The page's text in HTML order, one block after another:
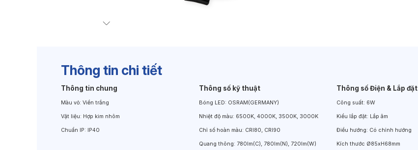
Thông tin chi tiết
Thông tin chung
Màu vỏ: Viền trắng
Vật liệu: Hợp kim nhôm
Chuẩn IP: IP40
Thông số kỹ thuật
Bóng LED: OSRAM(GERMANY)
Nhiệt độ màu: 6500K, 4000K, 3500K, 3000K
Chỉ số hoàn màu: CRI80, CRI90
Quang thông: 780lm(C), 780lm(N), 720lm(W)
Thông số Điện & Lắp đặt
Công suất: 6W
Kiểu lắp đặt: Lắp âm
Điều hướng: Có chỉnh hướng
Kích thước Ø85xH68mm